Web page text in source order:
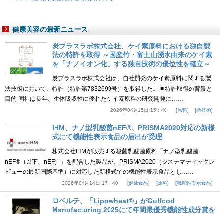
健康美容の最新ニュース
炭プラスラボ株式会社、ケイ素原料における独自製
法の特許を取得 ～国産竹・富士山湧水由来のケイ素
を「ナノイオン化」する独自技術の優位性を確立～
炭プラスラボ株式会社は、自社開発のケイ素原料に関する製
法技術において、特許（特許第7832699号）を取得した。 ■ 特許取得の背景と
目的 同社は長年、生体吸収性に優れたケイ素原料の研究開発に……
2026年04月15日 15：40 原料 新技術
IHM、ナノ型乳酸菌nEF®、PRISMA2020対応の新様
式にて機能性表示食品の届出が受理
株式会社IHMが販売する殺菌乳酸菌原料「ナノ型乳酸菌
nEF®（以下、nEF）」を配合した製品が、PRISMA2020（システマティックレ
ビューの最新国際基準）に対応した新様式での機能性表示食品とし……
2026年04月14日 17：40 健康食品 原料 機能性表示食品
ロベルテ、「Lipowheat®」がGulfood
Manufacturing 2025にて年間最優秀機能性成分賞を